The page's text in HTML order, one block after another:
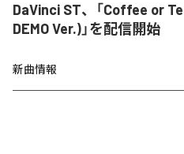
DaVinci ST、「Coffee or
DEMO Ver.)」を配信開始
新曲情報